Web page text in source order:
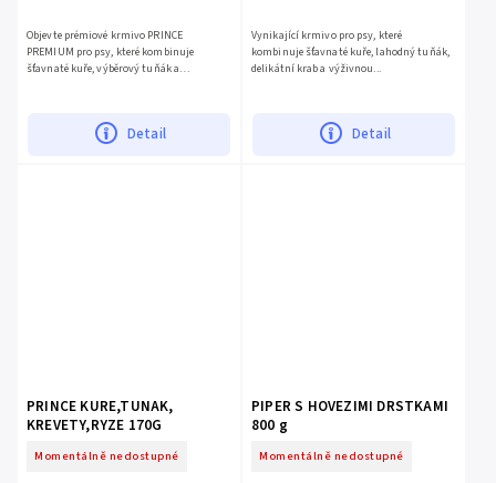
Detail
Objevte prémiové krmivo PRINCE
PREMIUM pro psy, které kombinuje
šťavnaté kuře, výběrový tuňák a
Detail
Vynikající krmivo pro psy, které
kombinuje šťavnaté kuře, lahodný tuňák,
delikátní krab a výživnou...
PRINCE KURE,TUNAK,
KREVETY,RYZE 170G
Momentálně nedostupné
PIPER S HOVEZIMI DRSTKAMI
800 g
Momentálně nedostupné